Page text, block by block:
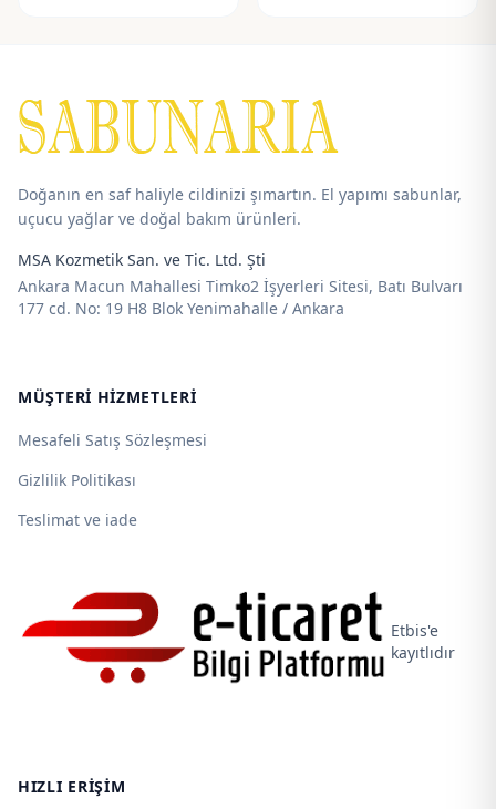
Doğanın en saf haliyle cildinizi şımartın. El yapımı sabunlar,
uçucu yağlar ve doğal bakım ürünleri.
MSA Kozmetik San. ve Tic. Ltd. Şti
Ankara Macun Mahallesi Timko2 İşyerleri Sitesi, Batı Bulvarı
177 cd. No: 19 H8 Blok Yenimahalle / Ankara
MÜŞTERI HIZMETLERI
Mesafeli Satış Sözleşmesi
Gizlilik Politikası
Teslimat ve iade
Etbis'e
kayıtlıdır
HIZLI ERIŞIM